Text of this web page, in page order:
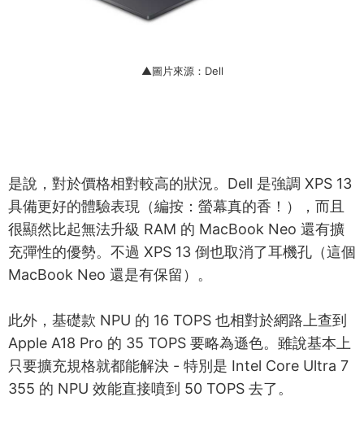
▲圖片來源：Dell
是說，對於價格相對較高的狀況。Dell 是強調 XPS 13
具備更好的體驗表現（編按：螢幕真的香！），而且
很顯然比起無法升級 RAM 的 MacBook Neo 還有擴
充彈性的優勢。不過 XPS 13 倒也取消了耳機孔（這個
MacBook Neo 還是有保留）。
此外，基礎款 NPU 的 16 TOPS 也相對於網路上查到
Apple A18 Pro 的 35 TOPS 要略為遜色。雖說基本上
只要擴充規格就都能解決 - 特別是 Intel Core Ultra 7
355 的 NPU 效能直接噴到 50 TOPS 去了。